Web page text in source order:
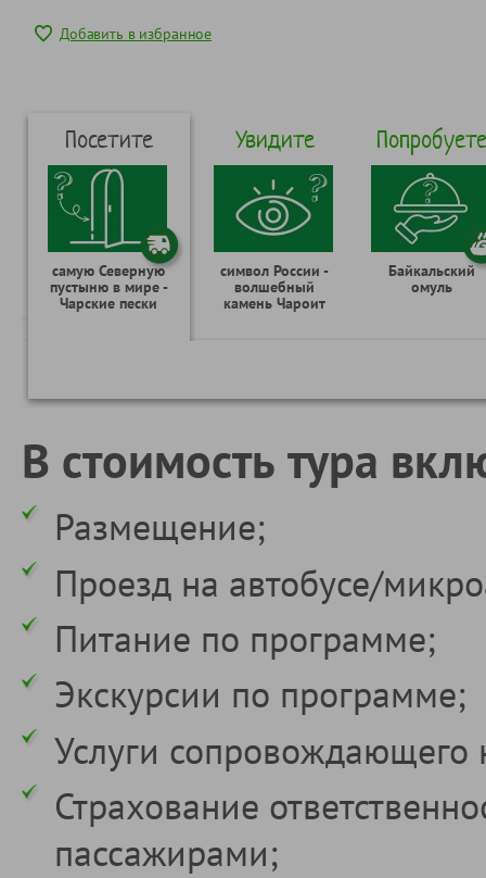
Добавить в избранное
Посетите
самую Северную
пустыню в мире -
Чарские пески
Увидите
символ России -
волшебный
камень Чароит
Попробуете
Байкальский
омуль
В стоимость тура
Размещение;
Проезд на автобусе/
Питание по программе;
Экскурсии по программе;
Услуги сопровождающего
Страхование
пассажирами;